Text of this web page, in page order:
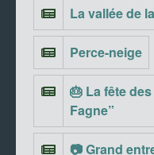
La vallée de
Perce-neige
🎂 La fête
Fagne”
📷 Grand